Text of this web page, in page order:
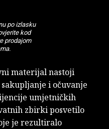
po izlasku
kod
prodajom
materijal nastoji
i očuvanje
umjetničkih
zbirki posvetilo
je rezultiralo